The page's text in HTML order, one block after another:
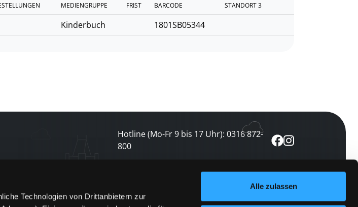
Technologien von Drittanbietern zur
Alle zulassen
MEDIENGRUPPE FRIST BARCODE STANDORT 3
Kinderbuch 1801SB05344
Hotline (Mo-Fr 9 bis 17 Uhr): 0316 872-
800
Newsletter abonnieren
und keine Veranstaltung verpassen